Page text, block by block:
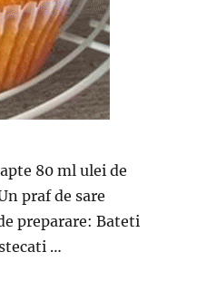
80 ml ulei de
praf de sare
preparare: Bateti
…
gust mult mai bun”